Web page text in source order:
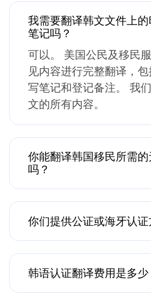
我需要翻译韩文文件上
笔记吗？
可以。 美国公民及移民
见内容进行完整翻译，
写笔记和登记备注。 我
文的所有内容。
你能翻译韩国移民所需
吗？
你们提供公证或海牙认证
韩语认证翻译费用是多少